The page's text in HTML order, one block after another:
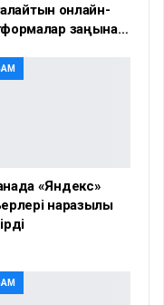
онлайн-
заңына…
«Яндекс»
наразылық